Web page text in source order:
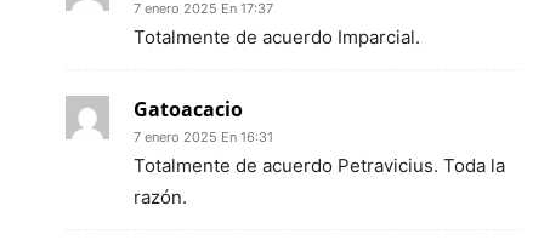
7 enero 2025 En 17:37
Totalmente de acuerdo Imparcial.
Gatoacacio
7 enero 2025 En 16:31
Totalmente de acuerdo Petravicius. Toda la
razón.